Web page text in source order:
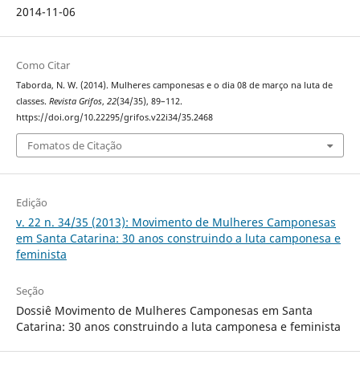
2014-11-06
Como Citar
Taborda, N. W. (2014). Mulheres camponesas e o dia 08 de março na luta de
classes. Revista Grifos, 22(34/35), 89–112.
https://doi.org/10.22295/grifos.v22i34/35.2468
Fomatos de Citação
Edição
v. 22 n. 34/35 (2013): Movimento de Mulheres Camponesas
em Santa Catarina: 30 anos construindo a luta camponesa e
feminista
Seção
Dossiê Movimento de Mulheres Camponesas em Santa
Catarina: 30 anos construindo a luta camponesa e feminista